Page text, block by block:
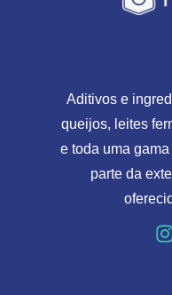
Aditivos e
queijos, leites
e toda uma
parte da